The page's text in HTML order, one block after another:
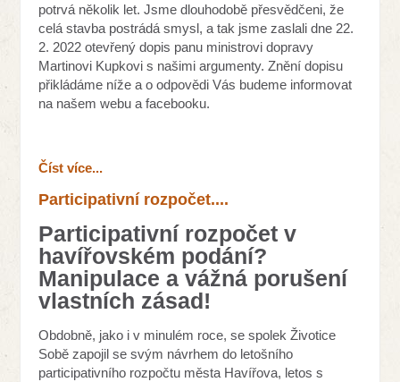
potrvá několik let. Jsme dlouhodobě přesvědčeni, že
celá stavba postrádá smysl, a tak jsme zaslali dne 22.
2. 2022 otevřený dopis panu ministrovi dopravy
Martinovi Kupkovi s našimi argumenty. Znění dopisu
přikládáme níže a o odpovědi Vás budeme informovat
na našem webu a facebooku.
Číst více...
Participativní rozpočet....
Participativní rozpočet v
havířovském podání?
Manipulace a vážná porušení
vlastních zásad!
Obdobně, jako i v minulém roce, se spolek Životice
Sobě zapojil se svým návrhem do letošního
participativního rozpočtu města Havířova, letos s